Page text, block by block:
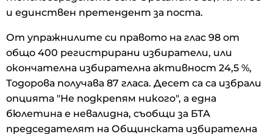
и единствен претендент за поста.
От упражнилите си правото на глас 98 от
общо 400 регистрирани избиратели, или
окончателна избирателна активност 24,5 %,
Тодорова получава 87 гласа. Десет са са избрали
опцията "Не подкрепям никого", а една
бюлетина е невалидна, съобщи за БТА
председателят на Общинската избирателна